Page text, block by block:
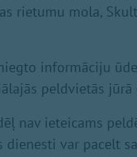
rietumu mola,
informāciju
peldvietās
nav ieteicams
dienesti var pacelt